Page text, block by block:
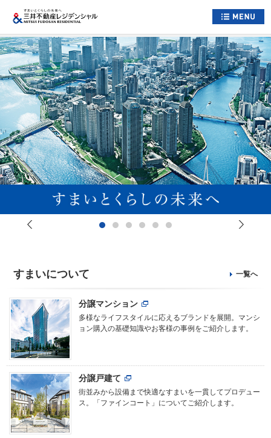
ホーム
すまいについて
くらしについて
すまいとくらしへの想い
企業情報
採用情報
住まい情報総合サイト
お問い合わせ
すまいについて 一覧へ
分譲マンション
多様なライフスタイルに応えるブランドを展開。マンシ
ョン購入の基礎知識やお客様の事例をご紹介します。
分譲戸建て
街並みから設備まで快適なすまいを一貫してプロデュー
ス。「ファインコート」についてご紹介します。